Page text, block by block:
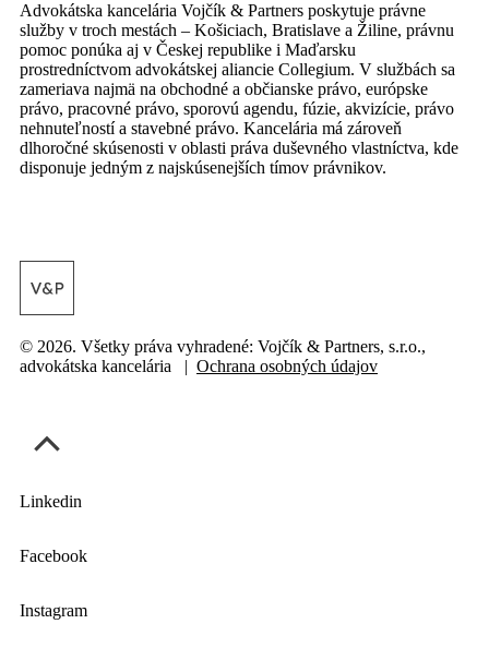
Advokátska kancelária Vojčík & Partners poskytuje právne
služby v troch mestách – Košiciach, Bratislave a Žiline, právnu
pomoc ponúka aj v Českej republike i Maďarsku
prostredníctvom advokátskej aliancie Collegium. V službách sa
zameriava najmä na obchodné a občianske právo, európske
právo, pracovné právo, sporovú agendu, fúzie, akvizície, právo
nehnuteľností a stavebné právo. Kancelária má zároveň
dlhoročné skúsenosti v oblasti práva duševného vlastníctva, kde
disponuje jedným z najskúsenejších tímov právnikov.
© 2026. Všetky práva vyhradené: Vojčík & Partners, s.r.o.,
advokátska kancelária | Ochrana osobných údajov
Linkedin
Facebook
Instagram